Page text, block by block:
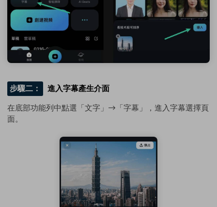
步驟二： 進入字幕產生介面
在底部功能列中點選「文字」→「字幕」，進入字幕選擇頁
面。